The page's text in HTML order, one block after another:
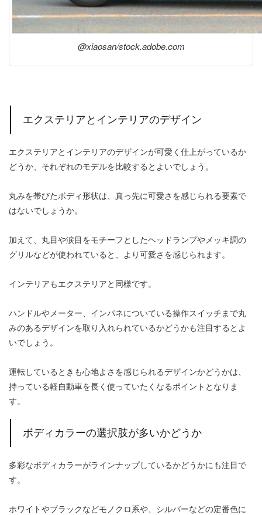
@xiaosan/stock.adobe.com
エクステリアとインテリアのデザイン
エクステリアとインテリアのデザインが可愛く仕上がっているか
どうか、それぞれのモデルを比較するとよいでしょう。
丸みを帯びたボディ形状は、真っ先に可愛さを感じられる要素で
はないでしょうか。
加えて、丸目や涙目をモチーフとしたヘッドランプやメッキ調の
グリルなどが使われていると、より可愛さを感じられます。
インテリアもエクステリアと同様です。
ハンドルやメーター、インパネについている操作スイッチまで丸
みのあるデザインを取り入れられているかどうかも注目するとよ
いでしょう。
運転しているときも心地よさを感じられるデザインかどうかは、
持っている軽自動車を長く使っていたくなるポイントとなりま
す。
ボディカラーの選択肢が多いかどうか
多彩なボディカラーがラインナップしているかどうかにも注目で
す。
ホワイトやブラックなどモノクロ系や、シルバーなどの定番色に